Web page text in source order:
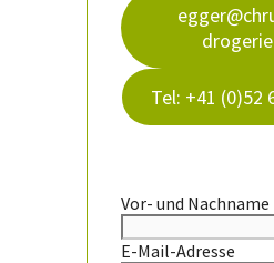
Tel: +41 (0)52
Vor- und Nachname
E-Mail-Adresse